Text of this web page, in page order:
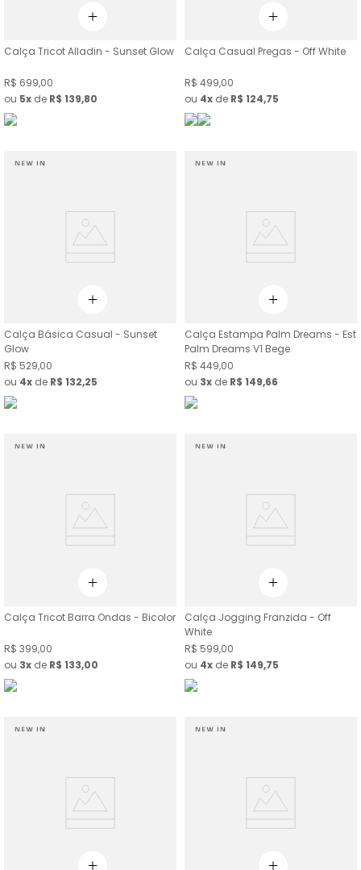
Calça Tricot Alladin - Sunset Glow
R$ 699,00
ou 5 de R$ 139,80
Calça Casual Pregas - Off White
R$ 499,00
ou 4 de R$ 124,75
Calça Básica Casual - Sunset
Glow
R$ 529,00
ou 4 de R$ 132,25
Calça Estampa Palm Dreams - Est
Palm Dreams V1 Bege
R$ 449,00
ou 3 de R$ 149,66
Calça Tricot Barra Ondas - Bicolor
R$ 399,00
ou 3 de R$ 133,00
Calça Jogging Franzida - Off
White
R$ 599,00
ou 4 de R$ 149,75